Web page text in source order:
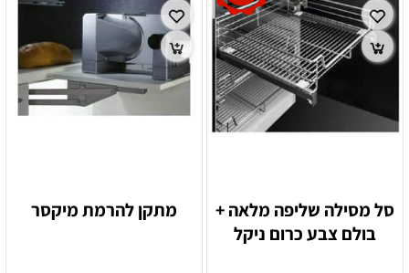
סל מסילה שליפה מלאה +
בולם צבע כרום ניקל
מתקן להרמת מיקסר